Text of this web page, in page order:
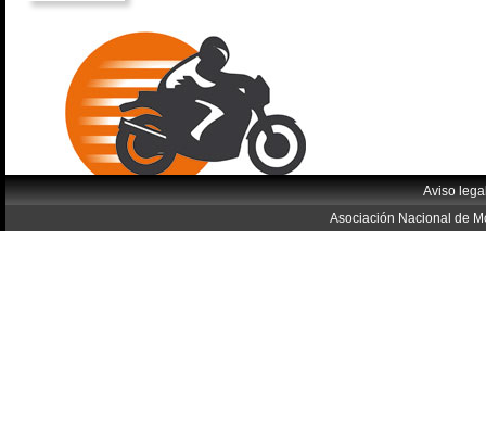
Aviso
Asociación Nacional de